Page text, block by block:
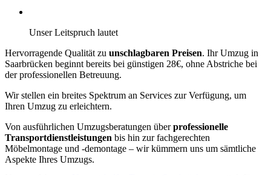
Unser Leitspruch lautet
Hervorragende Qualität zu unschlagbaren Preisen. Ihr Umzug in
Saarbrücken beginnt bereits bei günstigen 28€, ohne Abstriche bei
der professionellen Betreuung.
Wir stellen ein breites Spektrum an Services zur Verfügung, um
Ihren Umzug zu erleichtern.
Von ausführlichen Umzugsberatungen überprofessionelle
Transportdienstleistungen bis hin zur fachgerechten
Möbelmontage und -demontage – wir kümmern uns um sämtliche
Aspekte Ihres Umzugs.